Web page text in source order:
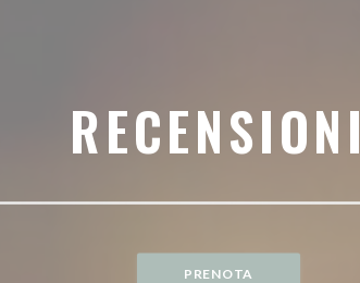
RECENSIONI
PRENOTA